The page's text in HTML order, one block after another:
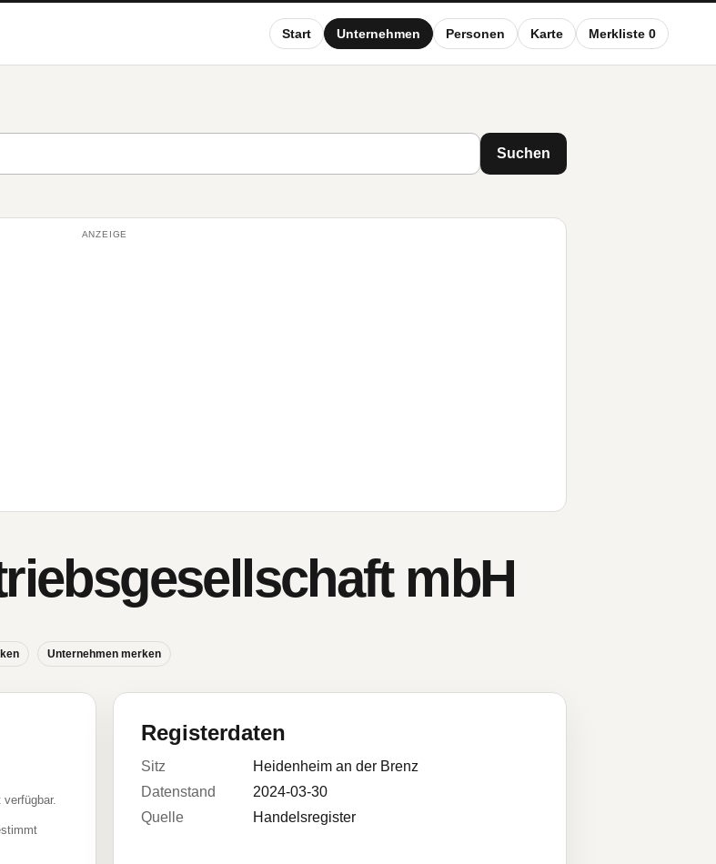
Start Unternehmen Personen Karte Merkliste 0
Suchen
ANZEIGE
mbH
Unternehmen merken
Registerdaten
Sitz
Heidenheim an der Brenz
Datenstand
2024-03-30
Quelle
Handelsregister